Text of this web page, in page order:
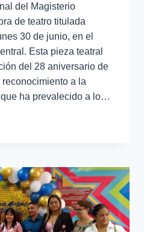
del Magisterio
de teatro titulada
30 de junio, en el
Esta pieza teatral
del 28 aniversario de
a la
ha prevalecido a lo…